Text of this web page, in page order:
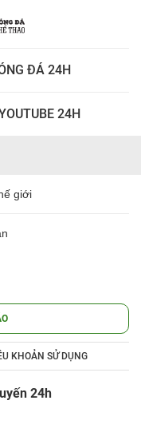
ĐÁ 24H
24H
giới
KHOẢN SỬ DỤNG
24h